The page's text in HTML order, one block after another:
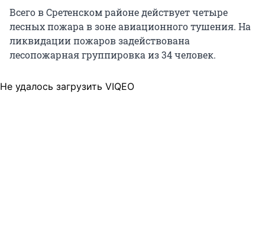
Всего в Сретенском районе действует четыре
лесных пожара в зоне авиационного тушения. На
ликвидации пожаров задействована
лесопожарная группировка из 34 человек.
Не удалось загрузить VIQEO